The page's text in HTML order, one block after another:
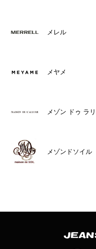
メレル
メヤメ
メゾン ドゥ ラ
メゾンドソイル